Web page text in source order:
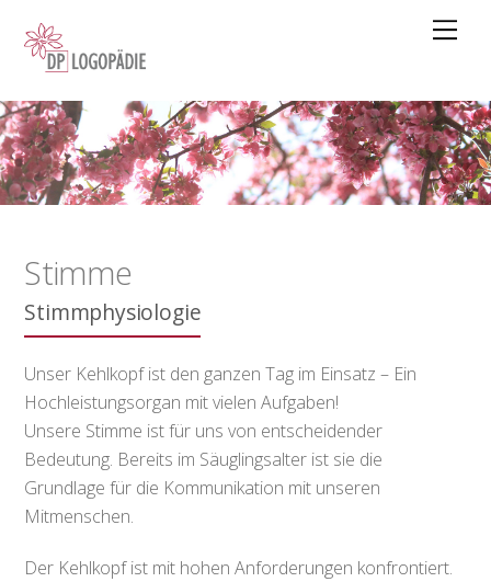
content
Stimme
Stimmphysiologie
Unser Kehlkopf ist den ganzen Tag im Einsatz – Ein
Hochleistungsorgan mit vielen Aufgaben!
Unsere Stimme ist für uns von entscheidender
Bedeutung. Bereits im Säuglingsalter ist sie die
Grundlage für die Kommunikation mit unseren
Mitmenschen.
Der Kehlkopf ist mit hohen Anforderungen konfrontiert.